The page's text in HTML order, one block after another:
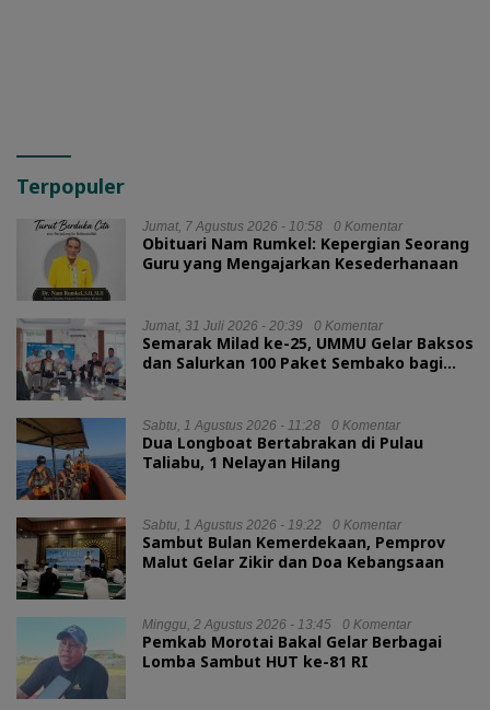
Terpopuler
Jumat, 7 Agustus 2026 - 10:58 0 Komentar
Obituari Nam Rumkel: Kepergian Seorang
Guru yang Mengajarkan Kesederhanaan
Jumat, 31 Juli 2026 - 20:39 0 Komentar
Semarak Milad ke-25, UMMU Gelar Baksos
dan Salurkan 100 Paket Sembako bagi
Sabtu, 1 Agustus 2026 - 11:28 0 Komentar
Dua Longboat Bertabrakan di Pulau
Taliabu, 1 Nelayan Hilang
Sabtu, 1 Agustus 2026 - 19:22 0 Komentar
Sambut Bulan Kemerdekaan, Pemprov
Malut Gelar Zikir dan Doa Kebangsaan
Minggu, 2 Agustus 2026 - 13:45 0 Komentar
Pemkab Morotai Bakal Gelar Berbagai
Lomba Sambut HUT ke-81 RI